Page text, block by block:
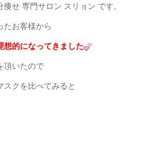
せ 専門サロン スリョン です。
たお客様から
想的になってきました
頂いたので
クを比べてみると